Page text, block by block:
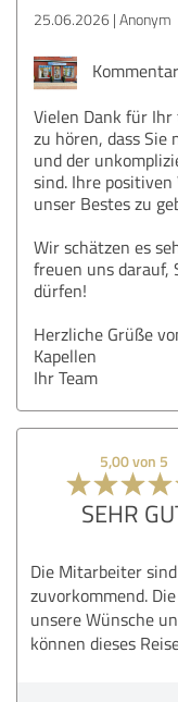
25.06.2026 Anonym
Vielen Dank für Ihr
zu hören, dass
und der
sind. Ihre
unser Bestes zu
Wir schätzen es
freuen uns darauf,
dürfen!
Herzliche Grüße
Kapellen
Ihr Team
5,00 von 5
SEHR
Die Mitarbeiter
zuvorkommend.
unsere Wünsche
können dieses